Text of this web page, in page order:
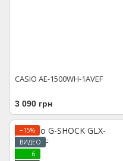
CASIO AE-1500WH-1AVEF
3 090 грн
−15%
ВИДЕО
6